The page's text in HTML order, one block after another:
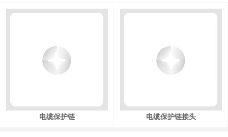
电缆保护链 电缆保护链接头